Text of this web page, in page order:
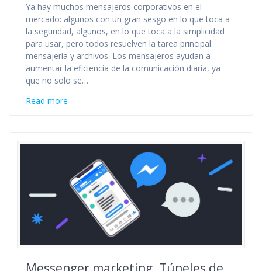
Ya hay muchos mensajeros corporativos en el
mercado: algunos con un gran sesgo en lo que toca a
la seguridad, algunos, en lo que toca a la simplicidad
para usar, pero todos resuelven la tarea principal:
mensajería y archivos. Los mensajeros ayudan a
aumentar la eficiencia de la comunicación diaria, ya
que no solo se…
Read more